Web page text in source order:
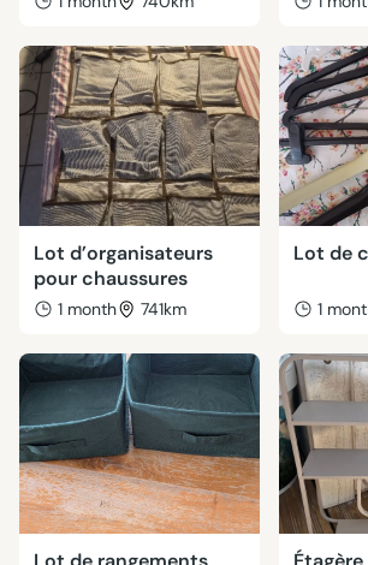
Lot d’organisateurs
pour chaussures
1 month 741km
Lot de
1